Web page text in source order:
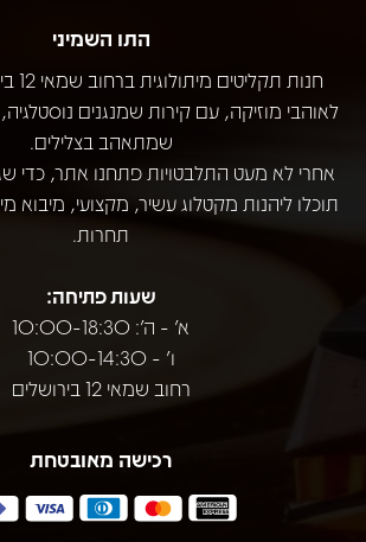
התו השמיני
לאוהבי מוזיקה, עם קירות שמנגנים
שמתאהב בצלילים.
אחרי לא מעט התלבטויות פתחנו אתר, כדי
תוכלו ליהנות מקטלוג עשיר, מקצועי, מיבוא
תחרות.
שעות פתיחה:
א' - ה': 10:00-18:30
ו' - 10:00-14:30
רחוב שמאי 12 בירושלים
רכישה מאובטחת